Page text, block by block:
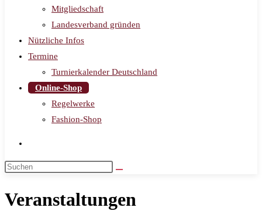
Mitgliedschaft
Landesverband gründen
Nützliche Infos
Termine
Turnierkalender Deutschland
Online-Shop
Regelwerke
Fashion-Shop
Veranstaltungen